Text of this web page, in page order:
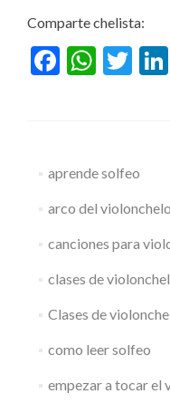
de
arco
en
el
Comparte chelista:
aprende solfeo
arco del violonchelo
canciones para
clases de
Clases de
como leer solfeo
empezar a tocar el